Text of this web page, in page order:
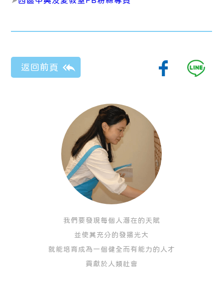
我們要發現每個人潛在的天賦
並使其充分的發揚光大
就能培育成為一個健全而有能力的人才
貢獻於人類社會